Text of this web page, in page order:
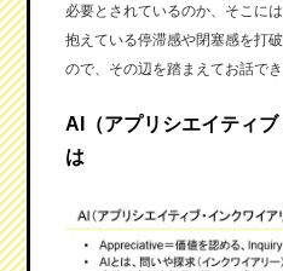
必要とされているのか、そこに
抱えている停滞感や閉塞感を打
ので、その辺を踏まえてお話でき
AI（アプリシエイティ
は